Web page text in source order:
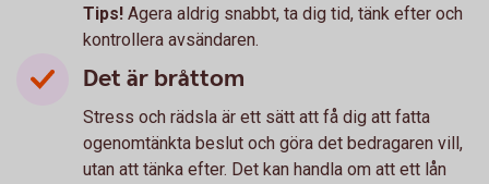
Tips! Agera aldrig snabbt, ta dig tid, tänk efter och
kontrollera avsändaren.
Det är bråttom
Stress och rädsla är ett sätt att få dig att fatta
ogenomtänkta beslut och göra det bedragaren vill,
utan att tänka efter. Det kan handla om att ett lån